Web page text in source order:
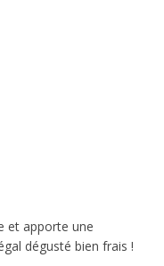
et apporte une
dégusté bien frais !